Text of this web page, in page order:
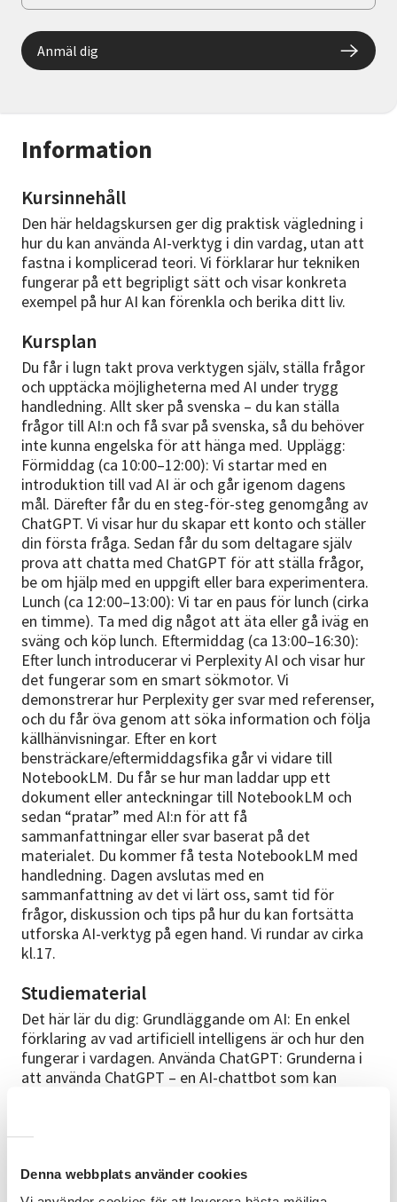
Denna webbplats använder cookies
Information
Kursinnehåll
Den här heldagskursen ger dig praktisk vägledning i
hur du kan använda AI-verktyg i din vardag, utan att
fastna i komplicerad teori. Vi förklarar hur tekniken
fungerar på ett begripligt sätt och visar konkreta
exempel på hur AI kan förenkla och berika ditt liv.
Kursplan
Du får i lugn takt prova verktygen själv, ställa frågor
och upptäcka möjligheterna med AI under trygg
handledning. Allt sker på svenska – du kan ställa
frågor till AI:n och få svar på svenska, så du behöver
inte kunna engelska för att hänga med. Upplägg:
Förmiddag (ca 10:00–12:00): Vi startar med en
introduktion till vad AI är och går igenom dagens
mål. Därefter får du en steg-för-steg genomgång av
ChatGPT. Vi visar hur du skapar ett konto och ställer
din första fråga. Sedan får du som deltagare själv
prova att chatta med ChatGPT för att ställa frågor,
be om hjälp med en uppgift eller bara experimentera.
Lunch (ca 12:00–13:00): Vi tar en paus för lunch (cirka
en timme). Ta med dig något att äta eller gå iväg en
sväng och köp lunch. Eftermiddag (ca 13:00–16:30):
Efter lunch introducerar vi Perplexity AI och visar hur
det fungerar som en smart sökmotor. Vi
demonstrerar hur Perplexity ger svar med referenser,
och du får öva genom att söka information och följa
källhänvisningar. Efter en kort
bensträckare/eftermiddagsfika går vi vidare till
NotebookLM. Du får se hur man laddar upp ett
dokument eller anteckningar till NotebookLM och
sedan “pratar” med AI:n för att få
sammanfattningar eller svar baserat på det
materialet. Du kommer få testa NotebookLM med
handledning. Dagen avslutas med en
sammanfattning av det vi lärt oss, samt tid för
frågor, diskussion och tips på hur du kan fortsätta
utforska AI-verktyg på egen hand. Vi rundar av cirka
kl.17.
Studiematerial
Det här lär du dig: Grundläggande om AI: En enkel
förklaring av vad artificiell intelligens är och hur den
fungerar i vardagen. Använda ChatGPT: Grunderna i
att använda ChatGPT – en AI-chattbot som kan
frågor och kreativa uppgifter. Använda Perplexity AI:
sökmotor där du kan föra dialog med en AI och få
svar på dina sökningar med källhänvisningar. Du lär
Anmäl dig